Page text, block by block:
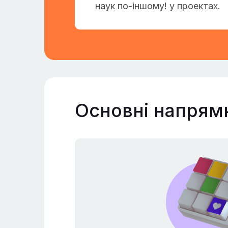
наук по-іншому! у проектах.
Основні